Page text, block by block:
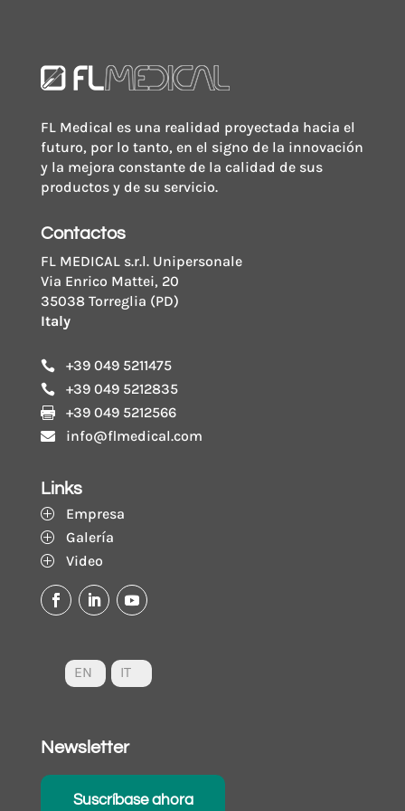
FL Medical es una realidad proyectada hacia el
futuro, por lo tanto, en el signo de la innovación
y la mejora constante de la calidad de sus
productos y de su servicio.
Contactos
FL MEDICAL s.r.l. Unipersonale
Via Enrico Mattei, 20
35038 Torreglia (PD)
Italy
 +39 049 5211475
 +39 049 5212835
 +39 049 5212566
 info@flmedical.com
Links
P Empresa
P Galería
P Video
EN IT
Newsletter
Suscríbase ahora